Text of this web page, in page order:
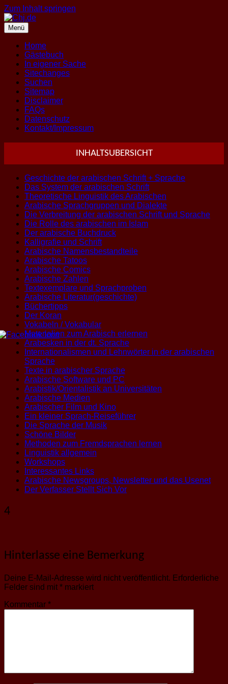
Zum Inhalt springen
Menü
Home
Gästebuch
In eigener Sache
Sitechanges
Suchen
Sitemap
Disclaimer
FAQs
Datenschutz
Kontakt/Impressum
INHALTSUBERSICHT
Geschichte der arabischen Schrift + Sprache
Das System der arabischen Schrift
Theoretische Linguistik des Arabischen
Arabische Sprachgruppen und Dialekte
Die Verbreitung der arabischen Schrift und Sprache
Die Rolle des arabischen im Islam
Der arabische Buchdruck
Kalligrafie und Schrift
Arabische Namensbestandteile
Arabische Tatoos
Arabische Comics
Arabische Zahlen
Textexemplare und Sprachproben
Arabische Literatur(geschichte)
Büchertipps
Der Koran
Vokabeln / Vokabular
Materialien zum Arabisch erlernen
Arabesken in der dt. Sprache
Internationalismen und Lehnwörter in der arabischen
Sprache
Texte in arabischer Sprache
Arabische Software und PC
Arabistik/Orientalistik an Universitäten
Arabische Medien
Arabischer Film und Kino
Ein kleiner Sprach-Reiseführer
Die Sprache der Musik
Schöne Bilder
Methoden zum Fremdsprachen lernen
Linguistik allgemein
Workshops
Interessantes Links
Arabische Newsgroups, Newsletter und das Usenet
Der Verfasser Stellt Sich Vor
4
Hinterlasse eine Bemerkung
Deine E-Mail-Adresse wird nicht veröffentlicht. Erforderliche
Felder sind mit * markiert
Kommentar *